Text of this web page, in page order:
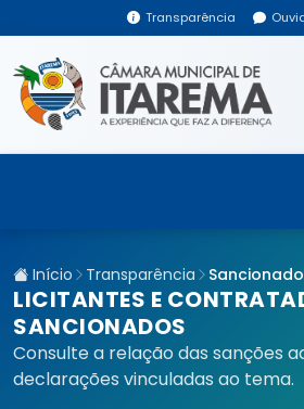
Transparência
Início Transparência
LICITANTES E
SANCIONADOS
Consulte a relação das sanções
declarações vinculadas ao tema.